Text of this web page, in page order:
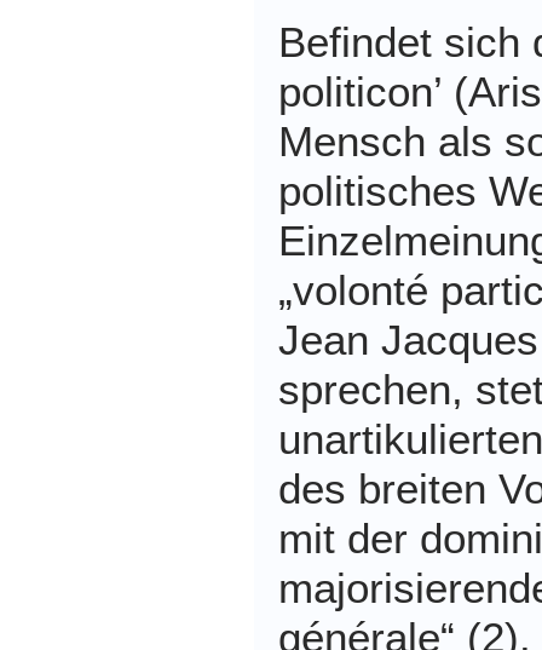
Befindet sich
politicon’
Mensch als
politisches
„volonté
Jean
sprechen,
des breiten
mit der
générale“